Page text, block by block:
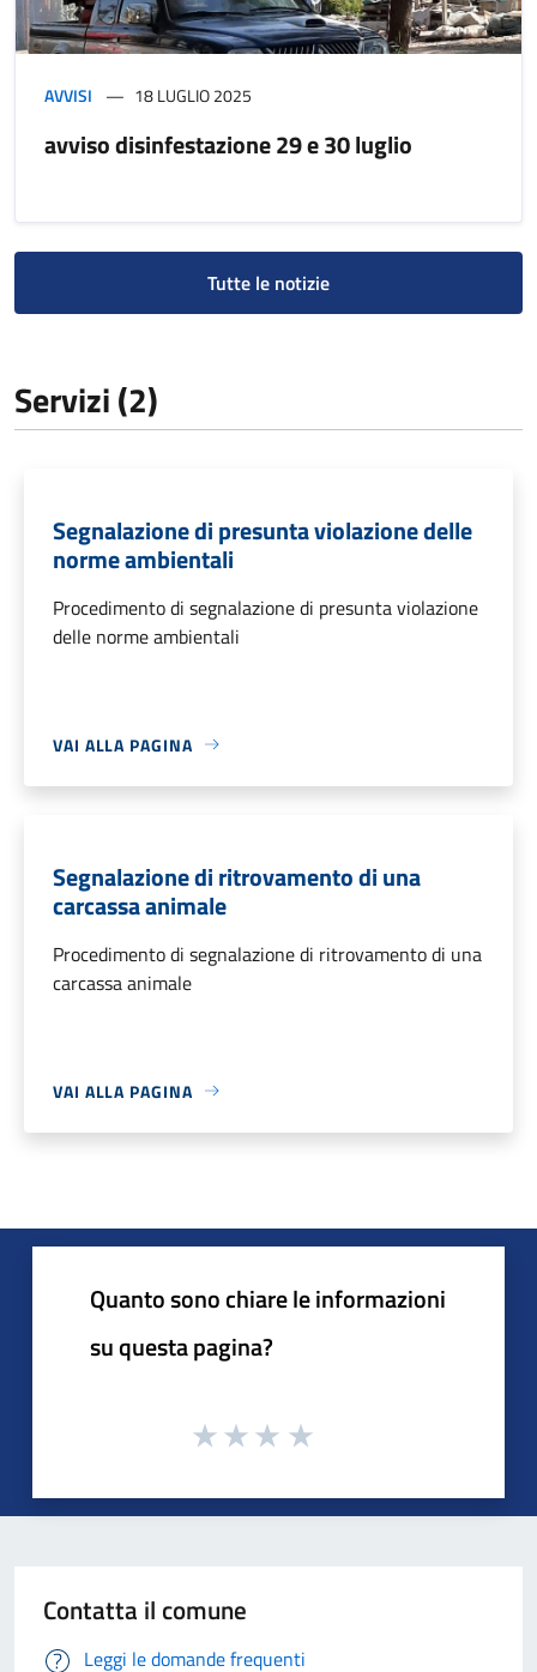
AVVISI 18 LUGLIO 2025
avviso disinfestazione 29 e 30 luglio
Tutte le notizie
Servizi (2)
Segnalazione di presunta violazione delle
norme ambientali
Procedimento di segnalazione di presunta violazione
delle norme ambientali
VAI ALLA PAGINA
Segnalazione di ritrovamento di una
carcassa animale
Procedimento di segnalazione di ritrovamento di una
carcassa animale
VAI ALLA PAGINA
Quanto sono chiare le informazioni
su questa pagina?
Contatta il comune
Leggi le domande frequenti